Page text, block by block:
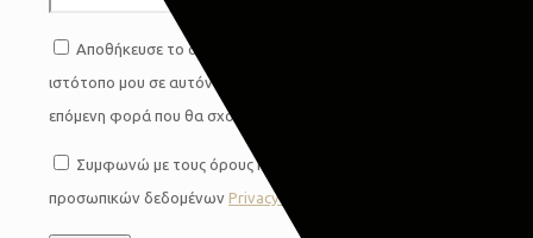
Αποθήκευσε το όνομά μου, email, και τον
ιστότοπο μου σε αυτόν τον πλοηγό για την
επόμενη φορά που θα σχολιάσω.
Συμφωνώ με τους όρους προστασίας
προσωπικών δεδομένων Privacy Policy